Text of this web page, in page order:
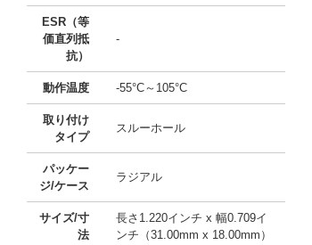
ESR（等
価直列抵
抗）
-
動作温度 -55°C～105°C
取り付け
タイプ
スルーホール
パッケー
ジ/ケース
ラジアル
サイズ/寸
法
長さ1.220インチ x 幅0.709イ
ンチ（31.00mm x 18.00mm）